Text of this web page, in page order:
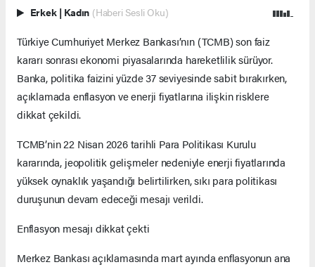
Erkek | Kadın (Haberi Sesli Oku)
Türkiye Cumhuriyet Merkez Bankası’nın (TCMB) son faiz
kararı sonrası ekonomi piyasalarında hareketlilik sürüyor.
Banka, politika faizini yüzde 37 seviyesinde sabit bırakırken,
açıklamada enflasyon ve enerji fiyatlarına ilişkin risklere
dikkat çekildi.
TCMB’nin 22 Nisan 2026 tarihli Para Politikası Kurulu
kararında, jeopolitik gelişmeler nedeniyle enerji fiyatlarında
yüksek oynaklık yaşandığı belirtilirken, sıkı para politikası
duruşunun devam edeceği mesajı verildi.
Enflasyon mesajı dikkat çekti
Merkez Bankası açıklamasında mart ayında enflasyonun ana